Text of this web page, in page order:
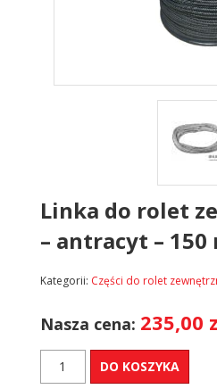
Linka do rolet
– antracyt – 150
Kategorii: Części do rolet
Nasza cena: 235,00
Linka
DO KOSZYKA